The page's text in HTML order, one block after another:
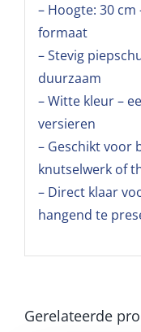
– Hoogte: 30
formaat
– Stevig
duurzaam
– Witte kleur –
versieren
– Geschikt voor
knutselwerk of
– Direct klaar
hangend te
Gerelateerde